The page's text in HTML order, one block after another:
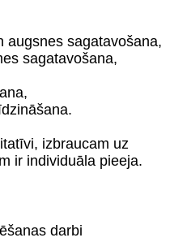
augsnes sagatavošana,
sagatavošana,
izbraucam uz
ir individuāla pieeja.
darbi